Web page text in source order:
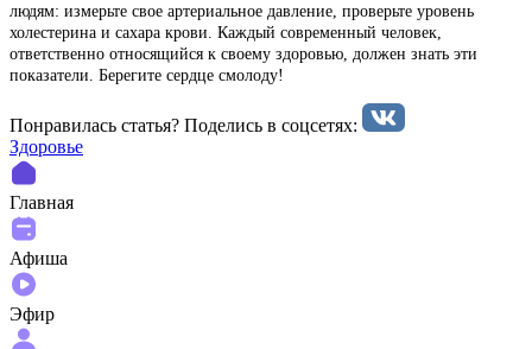
людям: измерьте свое артериальное давление, проверьте уровень
холестерина и сахара крови. Каждый современный человек,
ответственно относящийся к своему здоровью, должен знать эти
показатели. Берегите сердце смолоду!
Понравилась статья? Поделиcь в соцсетях:
Здоровье
Главная
Афиша
Эфир